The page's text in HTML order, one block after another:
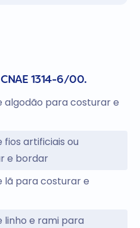
1314-6/00.
algodão para costurar e
fios artificiais ou
e bordar
lã para costurar e
linho e rami para